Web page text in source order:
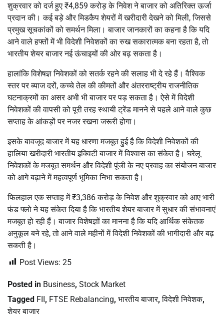
शुक्रवार को दर्ज हुए ₹4,859 करोड़ के निवेश ने बाजार को अतिरिक्त ऊर्जा
प्रदान की। कई बड़े और मिडकैप शेयरों में खरीदारी देखने को मिली, जिससे
प्रमुख सूचकांकों को समर्थन मिला। बाजार जानकारों का कहना है कि यदि
आने वाले हफ्तों में भी विदेशी निवेशकों का रुख सकारात्मक बना रहता है, तो
भारतीय शेयर बाजार नई ऊंचाइयों की ओर बढ़ सकता है।
हालांकि विशेषज्ञ निवेशकों को सतर्क रहने की सलाह भी दे रहे हैं। वैश्विक
स्तर पर ब्याज दरों, कच्चे तेल की कीमतों और अंतरराष्ट्रीय राजनीतिक
घटनाक्रमों का असर अभी भी बाजार पर पड़ सकता है। ऐसे में विदेशी
निवेशकों की वापसी को पूरी तरह स्थायी ट्रेंड मानने से पहले आने वाले कुछ
सप्ताह के आंकड़ों पर नजर रखना जरूरी होगा।
इसके बावजूद बाजार में यह धारणा मजबूत हुई है कि विदेशी निवेशकों की
हालिया खरीदारी भारतीय इक्विटी बाजार में विश्वास का संकेत है। घरेलू
निवेशकों के मजबूत समर्थन और विदेशी पूंजी के नए प्रवाह का संयोजन बाजार
को आगे बढ़ाने में महत्वपूर्ण भूमिका निभा सकता है।
फिलहाल एक सप्ताह में ₹3,386 करोड़ के निवेश और शुक्रवार को आए भारी
फंड फ्लो ने यह संकेत दिया है कि भारतीय शेयर बाजार में सुधार की संभावनाएं
मजबूत हो रही हैं। बाजार विशेषज्ञों का मानना है कि यदि आर्थिक संकेतक
अनुकूल बने रहे, तो आने वाले महीनों में विदेशी निवेशकों की भागीदारी और बढ़
सकती है।
Post Views: 25
Posted in Business, Stock Market
Tagged FII, FTSE Rebalancing, भारतीय बाजार,विदेशी निवेशक,
शेयर बाजार